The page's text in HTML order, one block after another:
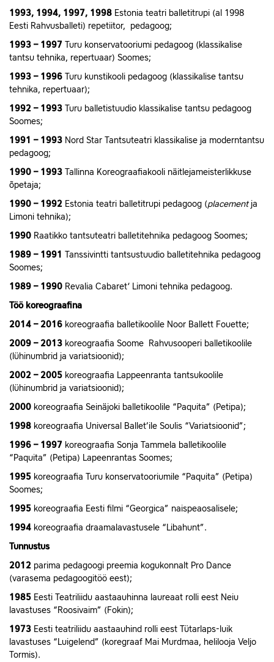
1993, 1994, 1997, 1998 Estonia teatri balletitrupi (al 1998
Eesti Rahvusballeti) repetiitor, pedagoog;
1993 – 1997 Turu konservatooriumi pedagoog (klassikalise
tantsu tehnika, repertuaar) Soomes;
1993 – 1996 Turu kunstikooli pedagoog (klassikalise tantsu
tehnika, repertuaar);
1992 – 1993 Turu balletistuudio klassikalise tantsu pedagoog
Soomes;
1991 – 1993 Nord Star Tantsuteatri klassikalise ja moderntantsu
pedagoog;
1990 – 1993 Tallinna Koreograafiakooli näitlejameisterlikkuse
õpetaja;
1990 – 1992 Estonia teatri balletitrupi pedagoog (placementja
Limoni tehnika);
1990 Raatikko tantsuteatri balletitehnika pedagoog Soomes;
1989 – 1991
Tanssivintti tantsustuudio balletitehnika pedagoog
Soomes;
1989 – 1990 Revalia Cabaret‘ Limoni tehnika pedagoog.
Töö koreograafina
2014 – 2016 koreograafia balletikoolile Noor Ballett Fouette;
2009 – 2013 koreograafia Soome Rahvusooperi balletikoolile
(lühinumbrid ja variatsioonid);
2002 – 2005 koreograafia Lappeenranta tantsukoolile
(lühinumbrid ja variatsioonid);
2000 koreograafia Seinäjoki balletikoolile “Paquita” (Petipa);
1998 koreograafia Universal Ballet’ile Soulis “Variatsioonid”;
1996 – 1997 koreograafia Sonja Tammela balletikoolile
“Paquita” (Petipa) Lapeenrantas Soomes;
1995 koreograafia Turu konservatooriumile “Paquita” (Petipa)
Soomes;
1995 koreograafia Eesti filmi “Georgica” naispeaosalisele;
1994 koreograafia draamalavastusele “Libahunt”.
Tunnustus
2012 parima pedagoogi preemia kogukonnalt Pro Dance
(varasema pedagoogitöö eest);
1985 Eesti Teatriliidu aastaauhinna laureaat rolli eest Neiu
lavastuses “Roosivaim” (Fokin);
1973 Eesti teatriliidu aastaauhind rolli eest Tütarlaps-luik
lavastuses “Luigelend” (koregraaf Mai Murdmaa, helilooja Veljo
Tormis).